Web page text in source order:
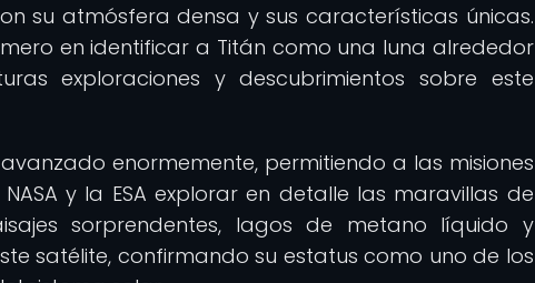
su atmósfera densa y sus características únicas.
en identificar a Titán como una luna alrededor
exploraciones y descubrimientos sobre este
enormemente, permitiendo a las misiones
y la ESA explorar en detalle las maravillas de
sorprendentes, lagos de metano líquido y
satélite, confirmando su estatus como uno de los